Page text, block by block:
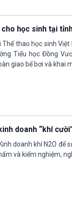
học sinh tại
thao học sinh
Tiểu học Đồng
giao bể bơi và khai
doanh “khí
doanh khí N2O để
và kiểm nghiệm,